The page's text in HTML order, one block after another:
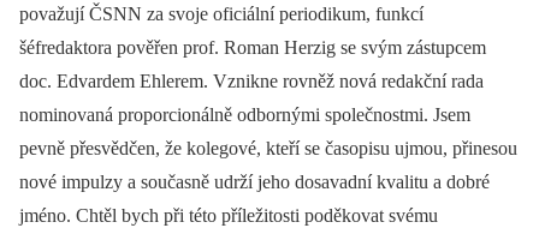
považují ČSNN za svoje oficiální periodikum, funkcí
šéfredaktora pověřen prof. Roman Herzig se svým zástupcem
doc. Edvardem Ehlerem. Vznikne rovněž nová redakční rada
nominovaná proporcionálně odbornými společnostmi. Jsem
pevně přesvědčen, že kolegové, kteří se časopisu ujmou, přinesou
nové impulzy a současně udrží jeho dosavadní kvalitu a dobré
jméno. Chtěl bych při této příležitosti poděkovat svému